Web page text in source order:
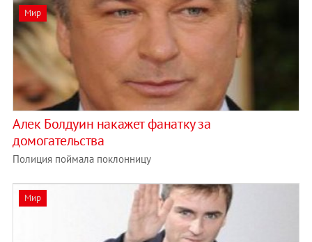
Мир
Алек Болдуин накажет фанатку за
домогательства‎
Полиция поймала поклонницу
Мир